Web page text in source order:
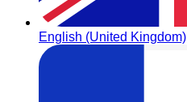
English (United Kingdom)